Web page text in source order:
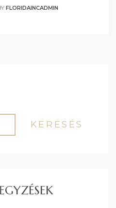
FLORIDAINCADMIN
KERESÉS